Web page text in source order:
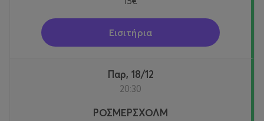
Εισιτήρια
Παρ, 18/12
20:30
ΡΟΣΜΕΡΣΧΟΛΜ